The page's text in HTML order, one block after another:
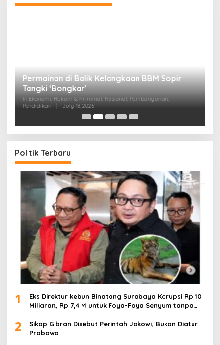
Permainan di Balik Kelangkaan BBM Sopir
Tangki ‘Bongkar’
In Ekonomi, Hukum & Kriminal, Nasional, Pembangunan,
Pendidikan
July 18, 2026
Politik Terbaru
1
Eks Direktur kebun Binatang Surabaya Korupsi Rp 10
Miliaran, Rp 7,4 M untuk Foya-Foya Senyum tanpa
2
Sikap Gibran Disebut Perintah Jokowi, Bukan Diatur
Prabowo